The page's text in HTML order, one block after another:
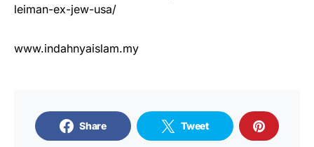
leiman-ex-jew-usa/
www.indahnyaislam.my
Share Tweet